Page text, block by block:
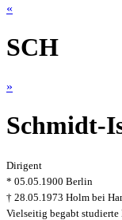
«
SCH
»
Schmidt-
Dirigent
* 05.05.1900 Berlin
† 28.05.1973 Holm bei
Vielseitig begabt studierte